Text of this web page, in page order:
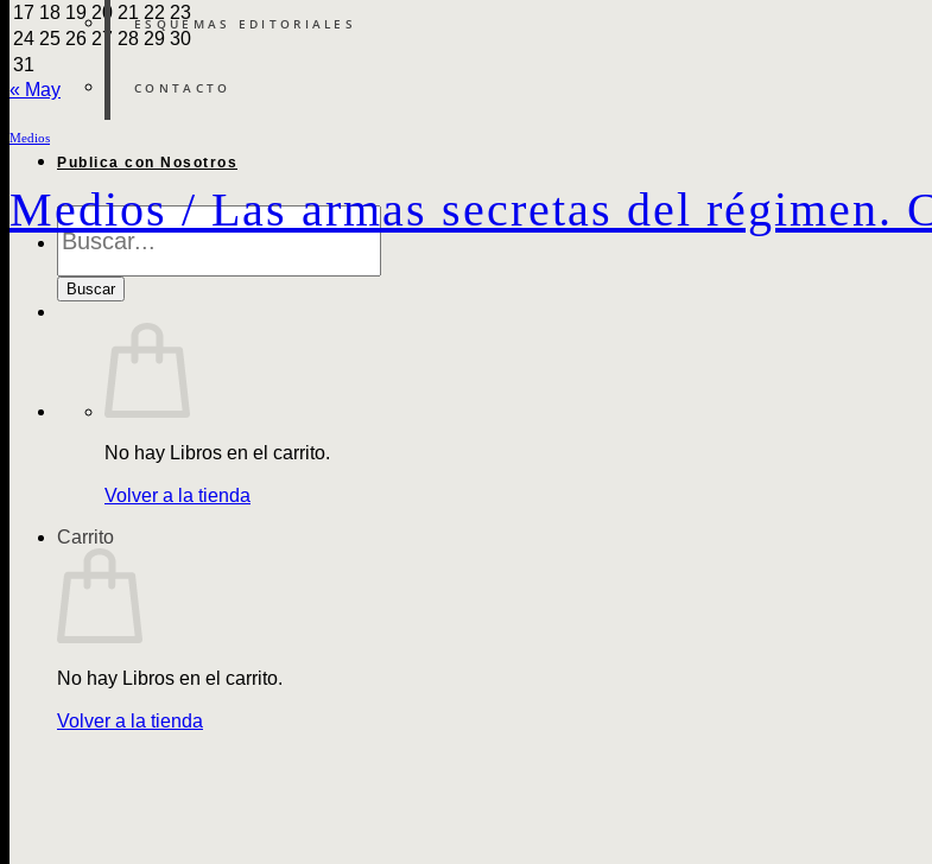
ESQUEMAS EDITORIALES
CONTACTO
Publica con Nosotros
Búsqueda
de
Buscar
No hay Libros en el carrito.
Volver a la tienda
Carrito
No hay Libros en el carrito.
Volver a la tienda
17 18 19 20 21 22 23
24 25 26 27 28 29 30
31
« May
Medios
Medios / Las armas secretas del régimen.